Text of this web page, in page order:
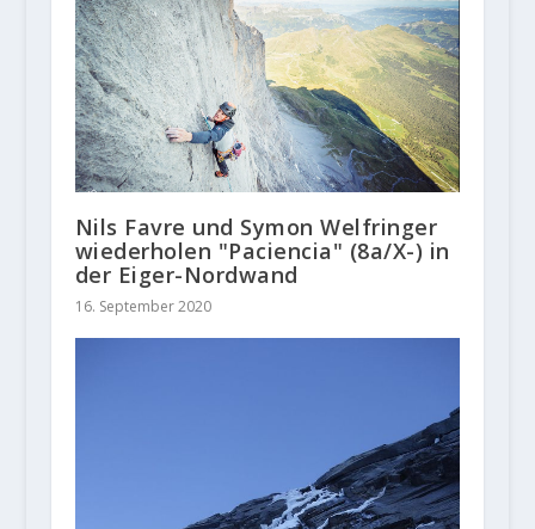
Nils Favre und Symon Welfringer
wiederholen "Paciencia" (8a/X-) in
der Eiger-Nordwand
16. September 2020